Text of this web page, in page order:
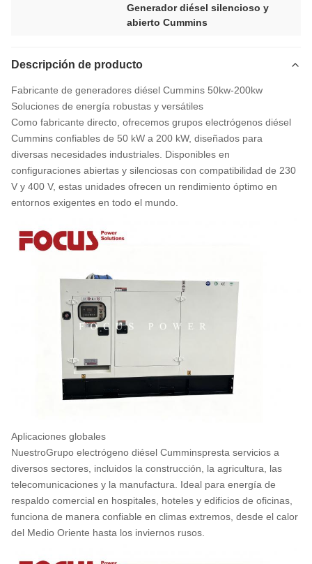
Generador diésel silencioso y
abierto Cummins
Descripción de producto
Fabricante de generadores diésel Cummins 50kw-200kw
Soluciones de energía robustas y versátiles
Como fabricante directo, ofrecemos grupos electrógenos diésel
Cummins confiables de 50 kW a 200 kW, diseñados para
diversas necesidades industriales. Disponibles en
configuraciones abiertas y silenciosas con compatibilidad de 230
V y 400 V, estas unidades ofrecen un rendimiento óptimo en
entornos exigentes en todo el mundo.
Aplicaciones globales
NuestroGrupo electrógeno diésel Cumminspresta servicios a
diversos sectores, incluidos la construcción, la agricultura, las
telecomunicaciones y la manufactura. Ideal para energía de
respaldo comercial en hospitales, hoteles y edificios de oficinas,
funciona de manera confiable en climas extremos, desde el calor
del Medio Oriente hasta los inviernos rusos.